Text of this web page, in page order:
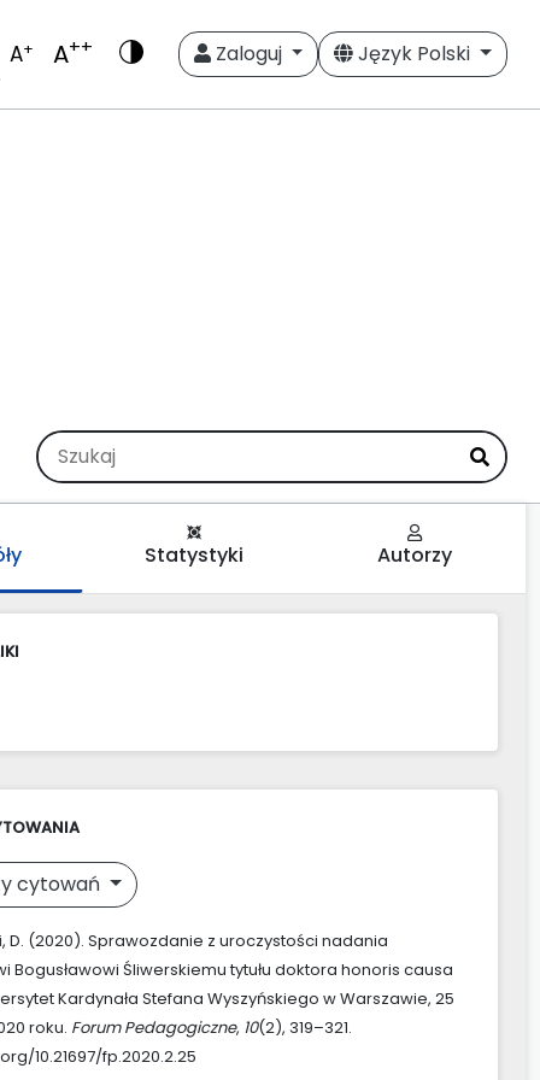
A+ A++ Zaloguj Język Polski
Statystyki Autorzy
cytowań
D. (2020). Sprawozdanie z uroczystości nadania
Bogusławowi Śliwerskiemu tytułu doktora honoris causa
Kardynała Stefana Wyszyńskiego w Warszawie, 25
roku. Forum Pedagogiczne, 10(2), 319–321.
10.21697/fp.2020.2.25